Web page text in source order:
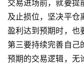
交易进场前，就要提
及止损位，坚决平仓
盈利达到预期时，也
第三要持续完善自己
预期的交易逻辑，无